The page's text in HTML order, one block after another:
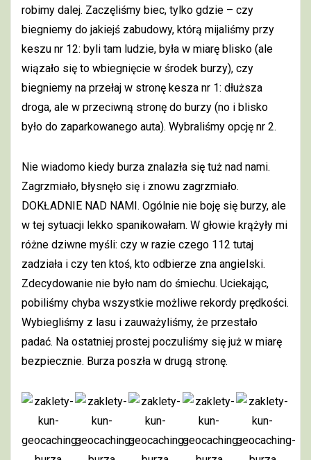
robimy dalej. Zaczęliśmy biec, tylko gdzie – czy
biegniemy do jakiejś zabudowy, którą mijaliśmy przy
keszu nr 12: byli tam ludzie, była w miarę blisko (ale
wiązało się to wbiegnięcie w środek burzy), czy
biegniemy na przełaj w stronę kesza nr 1: dłuższa
droga, ale w przeciwną stronę do burzy (no i blisko
było do zaparkowanego auta). Wybraliśmy opcję nr 2.
Nie wiadomo kiedy burza znalazła się tuż nad nami.
Zagrzmiało, błysnęło się i znowu zagrzmiało.
DOKŁADNIE NAD NAMI. Ogólnie nie boję się burzy, ale
w tej sytuacji lekko spanikowałam. W głowie krążyły mi
różne dziwne myśli: czy w razie czego 112 tutaj
zadziała i czy ten ktoś, kto odbierze zna angielski.
Zdecydowanie nie było nam do śmiechu. Uciekając,
pobiliśmy chyba wszystkie możliwe rekordy prędkości.
Wybiegliśmy z lasu i zauważyliśmy, że przestało
padać. Na ostatniej prostej poczuliśmy się już w miarę
bezpiecznie. Burza poszła w drugą stronę.